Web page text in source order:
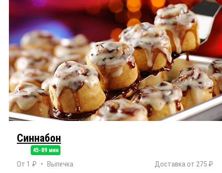
Синнабон
45-89 мин
От 1 ₽ Выпечка Доставка от 275 ₽